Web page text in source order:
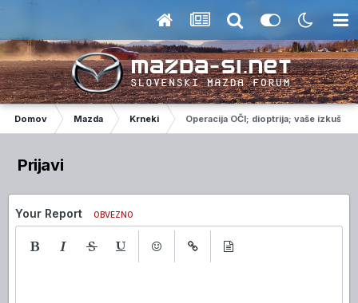
Domov Mazda Krneki Operacija OČI; dioptrija; vaše
Prijavi
Your Report OBVEZNO